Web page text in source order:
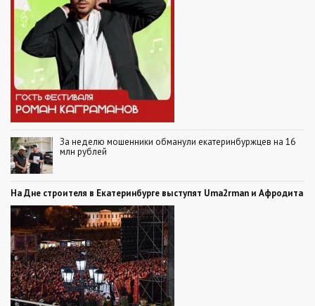
За неделю мошенники обманули екатеринбуржцев на 16
млн рублей
На Дне строителя в Екатеринбурге выступят Uma2rman и Афродита